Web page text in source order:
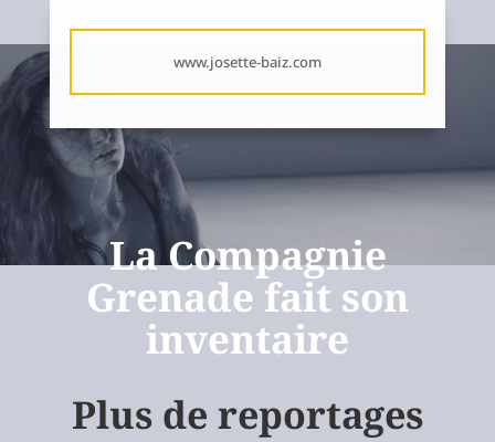
La Compagnie
Grenade fait son
inventaire
www.josette-baiz.com
Plus de reportages